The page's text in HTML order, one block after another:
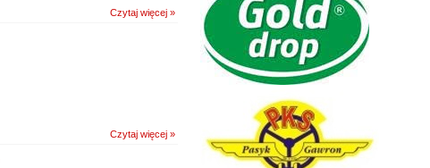
Czytaj więcej »
Czytaj więcej »